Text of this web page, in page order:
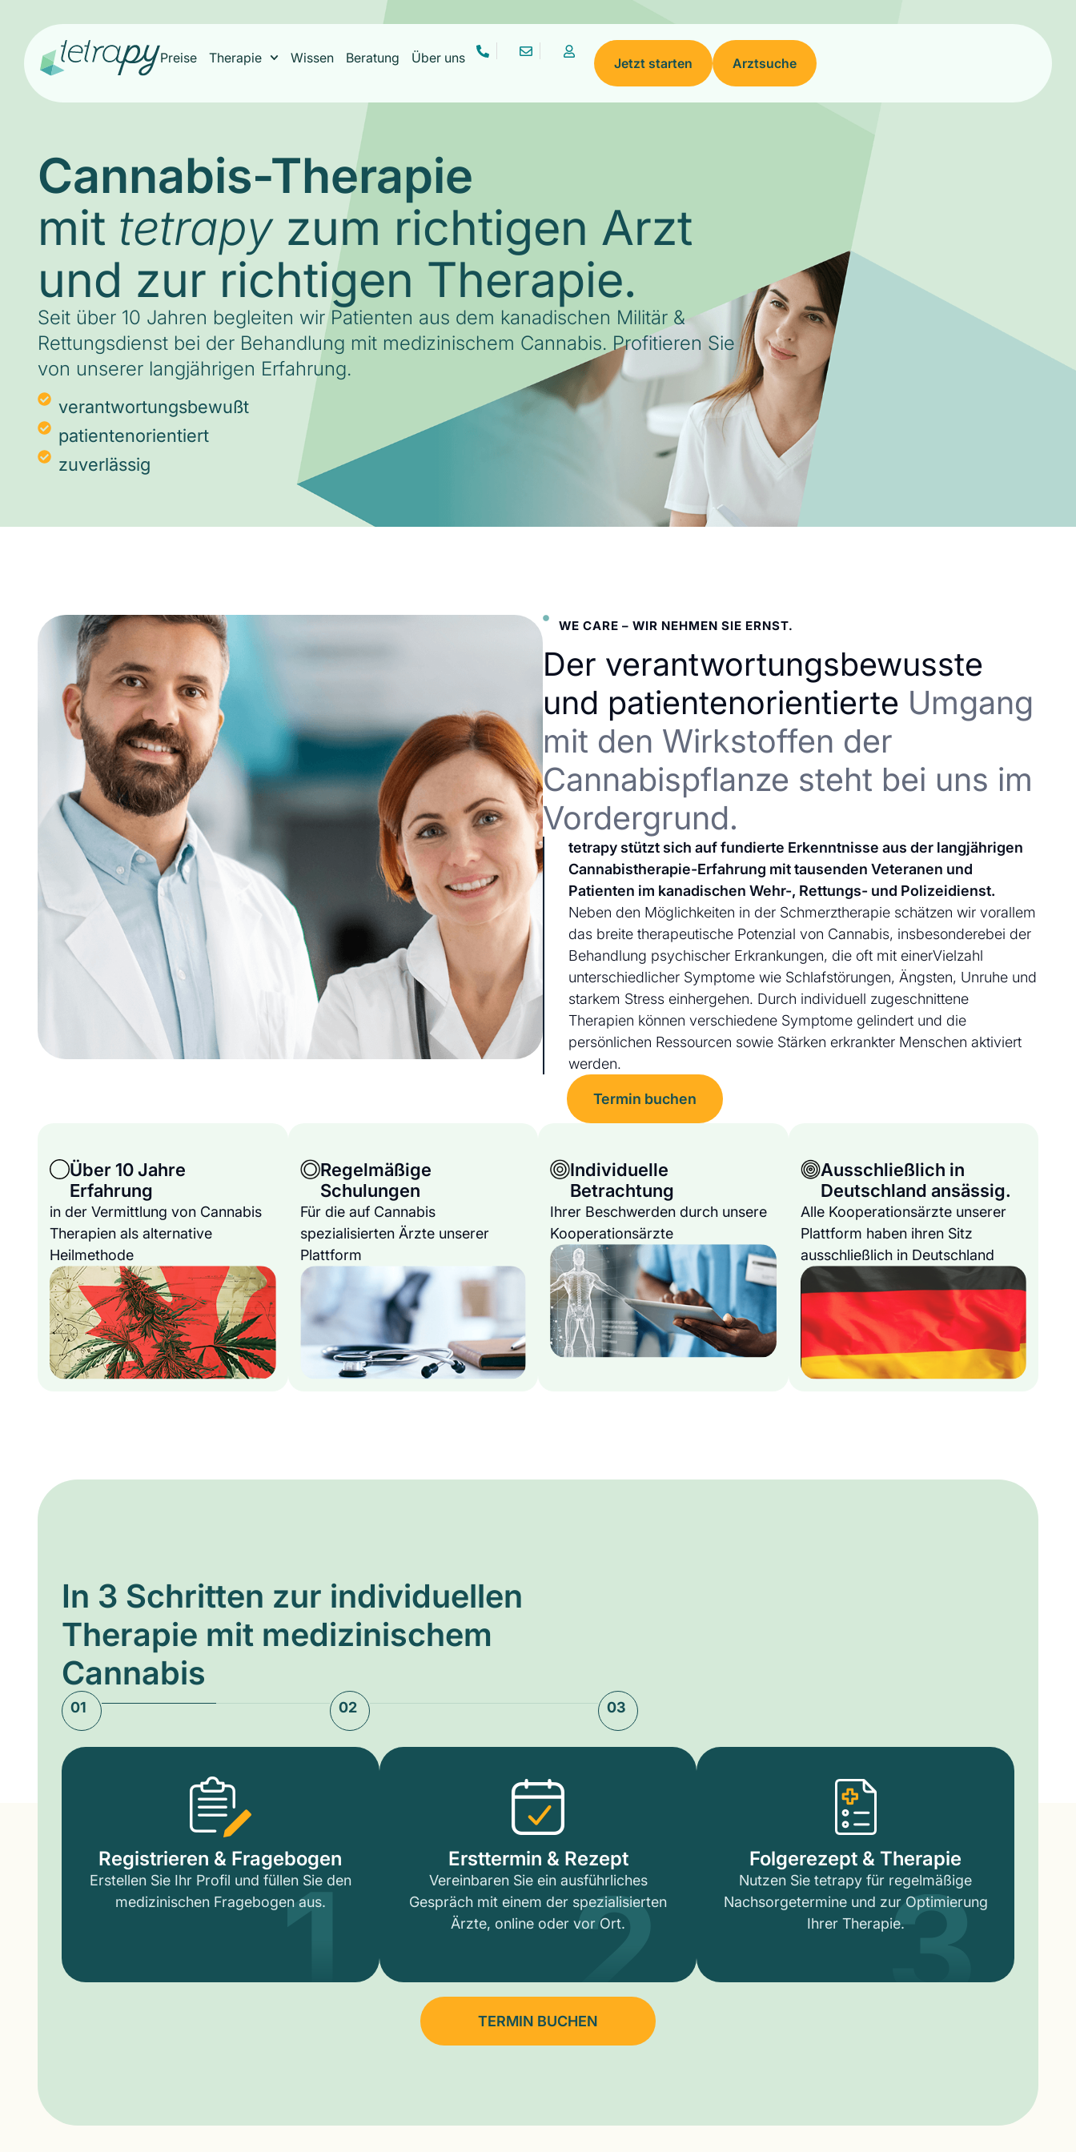
Preise Therapie Wissen Beratung Über uns Jetzt starten Arztsuche
Cannabis-Therapie
mit tetrapyzum richtigen Arzt
und zur richtigen Therapie.
Seit über 10 Jahren begleiten wir Patienten aus dem kanadischen Militär &
Rettungsdienst bei der Behandlung mit medizinischem Cannabis. Profitieren Sie
von unserer langjährigen Erfahrung.
verantwortungsbewußt
patientenorientiert
zuverlässig
WE CARE – WIR NEHMEN SIE ERNST.
Der verantwortungsbewusste
und patientenorientierte Umgang
mit den Wirkstoffen der
Cannabispflanze steht bei uns im
Vordergrund.
tetrapy stützt sich auf fundierte Erkenntnisse aus der langjährigen
Cannabistherapie-Erfahrung mit tausenden Veteranen und
Patienten im kanadischen Wehr-, Rettungs- und Polizeidienst.
Neben den Möglichkeiten in der Schmerztherapie schätzen wir vorallem
das breite therapeutische Potenzial von Cannabis, insbesonderebei der
Behandlung psychischer Erkrankungen, die oft mit einerVielzahl
unterschiedlicher Symptome wie Schlafstörungen, Ängsten, Unruhe und
starkem Stress einhergehen. Durch individuell zugeschnittene
Therapien können verschiedene Symptome gelindert und die
persönlichen Ressourcen sowie Stärken erkrankter Menschen aktiviert
werden.
Termin buchen
Über 10 Jahre
Erfahrung
in der Vermittlung von Cannabis
Therapien als alternative
Heilmethode
Regelmäßige
Schulungen
Für die auf Cannabis
spezialisierten Ärzte unserer
Plattform
Individuelle
Betrachtung
Ihrer Beschwerden durch unsere
Kooperationsärzte
Ausschließlich in
Deutschland ansässig.
Alle Kooperationsärzte unserer
Plattform haben ihren Sitz
ausschließlich in Deutschland
In 3 Schritten zur individuellen
Therapie mit medizinischem
Cannabis
01 02 03
Registrieren & Fragebogen
Erstellen Sie Ihr Profil und füllen Sie den
medizinischen Fragebogen aus.
1 Ersttermin & Rezept
Vereinbaren Sie ein ausführliches
Gespräch mit einem der spezialisierten
Ärzte, online oder vor Ort.
2 Folgerezept & Therapie
Nutzen Sie tetrapy für regelmäßige
Nachsorgetermine und zur Optimierung
Ihrer Therapie.3
TERMIN BUCHEN